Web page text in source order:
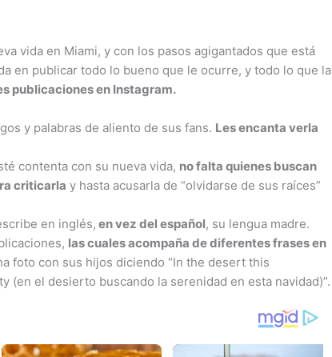
vida en Miami, y con los pasos agigantados que está
en publicar todo lo bueno que le ocurre, y todo lo que la
publicaciones en Instagram.
y palabras de aliento de sus fans. Les encanta verla
contenta con su nueva vida, no falta quienes buscan
criticarla y hasta acusarla de “olvidarse de sus raíces”
en inglés, en vez del español, su lengua madre.
las cuales acompaña de diferentes frases en
foto con sus hijos diciendo “In the desert this
(en el desierto buscando la serenidad en esta navidad)”.